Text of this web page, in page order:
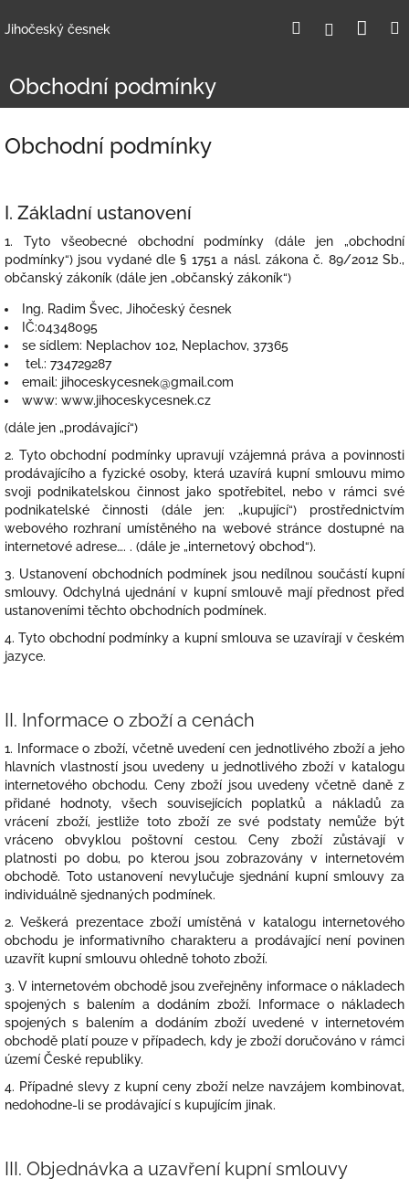
naJihočeský česnek HledatPřihlášení
Obchodní podmínky
Obchodní podmínky
I. Základní ustanovení
1. Tyto všeobecné obchodní podmínky (dále jen „obchodní
podmínky“) jsou vydané dle § 1751 a násl. zákona č. 89/2012 Sb.,
občanský zákoník (dále jen „občanský zákoník“)
Ing. Radim Švec, Jihočeský česnek
IČ:04348095
se sídlem: Neplachov 102, Neplachov, 37365
tel.: 734729287
email: jihoceskycesnek@gmail.com
www: www.jihoceskycesnek.cz
(dále jen „prodávající“)
2. Tyto obchodní podmínky upravují vzájemná práva a povinnosti
prodávajícího a fyzické osoby, která uzavírá kupní smlouvu mimo
svoji podnikatelskou činnost jako spotřebitel, nebo v rámci své
podnikatelské činnosti (dále jen: „kupující“) prostřednictvím
webového rozhraní umístěného na webové stránce dostupné na
internetové adrese…. . (dále je „internetový obchod“).
3. Ustanovení obchodních podmínek jsou nedílnou součástí kupní
smlouvy. Odchylná ujednání v kupní smlouvě mají přednost před
ustanoveními těchto obchodních podmínek.
4. Tyto obchodní podmínky a kupní smlouva se uzavírají v českém
jazyce.
II. Informace o zboží a cenách
1. Informace o zboží, včetně uvedení cen jednotlivého zboží a jeho
hlavních vlastností jsou uvedeny u jednotlivého zboží v katalogu
internetového obchodu. Ceny zboží jsou uvedeny včetně daně z
přidané hodnoty, všech souvisejících poplatků a nákladů za
vrácení zboží, jestliže toto zboží ze své podstaty nemůže být
vráceno obvyklou poštovní cestou. Ceny zboží zůstávají v
platnosti po dobu, po kterou jsou zobrazovány v internetovém
obchodě. Toto ustanovení nevylučuje sjednání kupní smlouvy za
individuálně sjednaných podmínek.
2. Veškerá prezentace zboží umístěná v katalogu internetového
obchodu je informativního charakteru a prodávající není povinen
uzavřít kupní smlouvu ohledně tohoto zboží.
3. V internetovém obchodě jsou zveřejněny informace o nákladech
spojených s balením a dodáním zboží. Informace o nákladech
spojených s balením a dodáním zboží uvedené v internetovém
obchodě platí pouze v případech, kdy je zboží doručováno v rámci
území České republiky.
4. Případné slevy z kupní ceny zboží nelze navzájem kombinovat,
nedohodne-li se prodávající s kupujícím jinak.
III. Objednávka a uzavření kupní smlouvy